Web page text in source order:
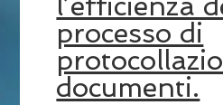
processo di
documenti.